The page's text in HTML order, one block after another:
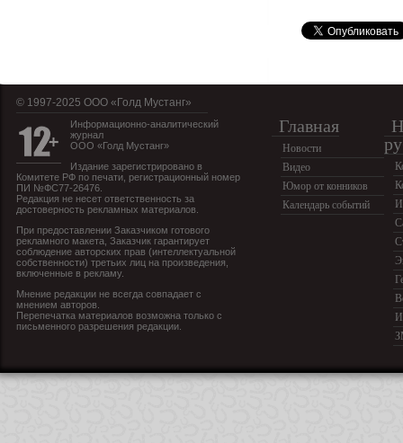
© 1997-2025 OOO «Голд Мустанг»
Информационно-аналитический
журнал
ООО «Голд Мустанг»
Издание зарегистрировано в
Комитете РФ по печати, регистрационный номер
ПИ №ФС77-26476.
Редакция не несет ответственность за
достоверность рекламных материалов.
При предоставлении Заказчиком готового
рекламного макета, Заказчик гарантирует
соблюдение авторских прав (интеллектуальной
собственности) третьих лиц на произведения,
включенные в рекламу.
Мнение редакции не всегда совпадает с
мнением авторов.
Перепечатка материалов возможна только с
письменного разрешения редакции.
Главная
Новости
Видео
Юмор от конников
Календарь событий